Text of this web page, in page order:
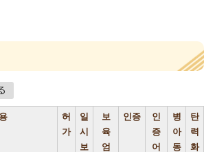
허
가
일
시
보
보
육
엄
인증
인
증
어
병
아
동
탄
력
화